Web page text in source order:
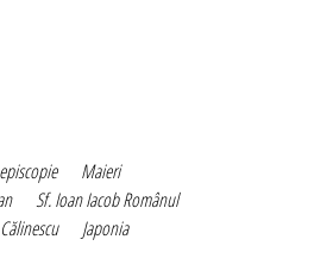
episcopie
Maieri
Sf. Ioan Iacob Românul
Japonia